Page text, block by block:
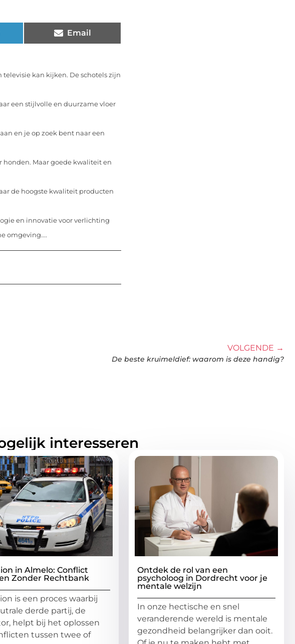
Email
kan kijken. De schotels zijn
een stijlvolle en duurzame vloer
en je op zoek bent naar een
honden. Maar goede kwaliteit en
de hoogste kwaliteit producten
en innovatie voor verlichting
omgeving....
VOLGENDE →
De beste kruimeldief: waarom is deze handig?
interesseren
in Almelo: Conflict
Zonder Rechtbank
is een proces waarbij
derde partij, de
helpt bij het oplossen
tussen twee of
Ontdek de rol van een
psycholoog in Dordrecht voor je
mentale welzijn
In onze hectische en snel
veranderende wereld is mentale
gezondheid belangrijker dan ooit.